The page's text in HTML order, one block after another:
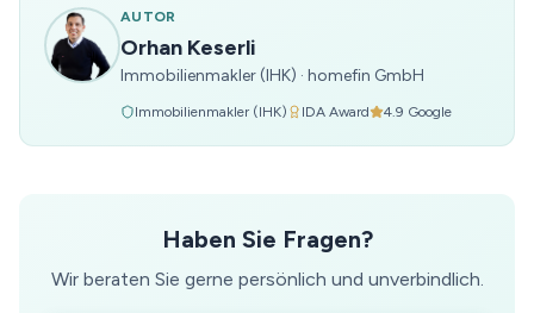
AUTOR
Orhan Keserli
Immobilienmakler (IHK) · homefin GmbH
Immobilienmakler (IHK) IDA Award 4.9 Google
Haben Sie Fragen?
Wir beraten Sie gerne persönlich und unverbindlich.